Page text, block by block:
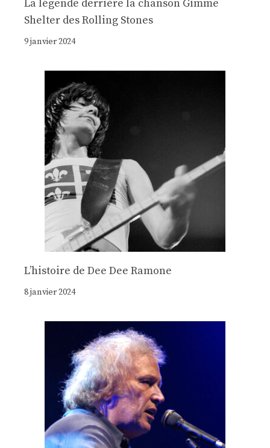
La légende derrière la chanson Gimme
Shelter des Rolling Stones
9 janvier 2024
Lʼhistoire de Dee Dee Ramone
8 janvier 2024